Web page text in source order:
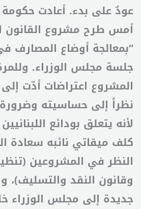
عودٌ على بدء. أعادت
أمس طرح مشروع القانون
“بمعالجة أوضاع المصارف
جلسة مجلس الوزراء.
المشروع اعتراضات أدّت إلى
نظراً إلى حساسيته
لأنه يتعلق بودائع
كلف ميقاتي نائبه سعادة
النظر في المشروعين
وقانون النقد والتسليف)،
جديدة إلى مجلس الوزراء